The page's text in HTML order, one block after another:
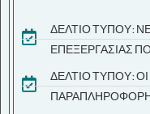
ΔΕΛΤΙΟ ΤΥΠΟΥ:
ΕΠΕΞΕΡΓΑΣΙΑΣ
ΔΕΛΤΙΟ ΤΥΠΟΥ: